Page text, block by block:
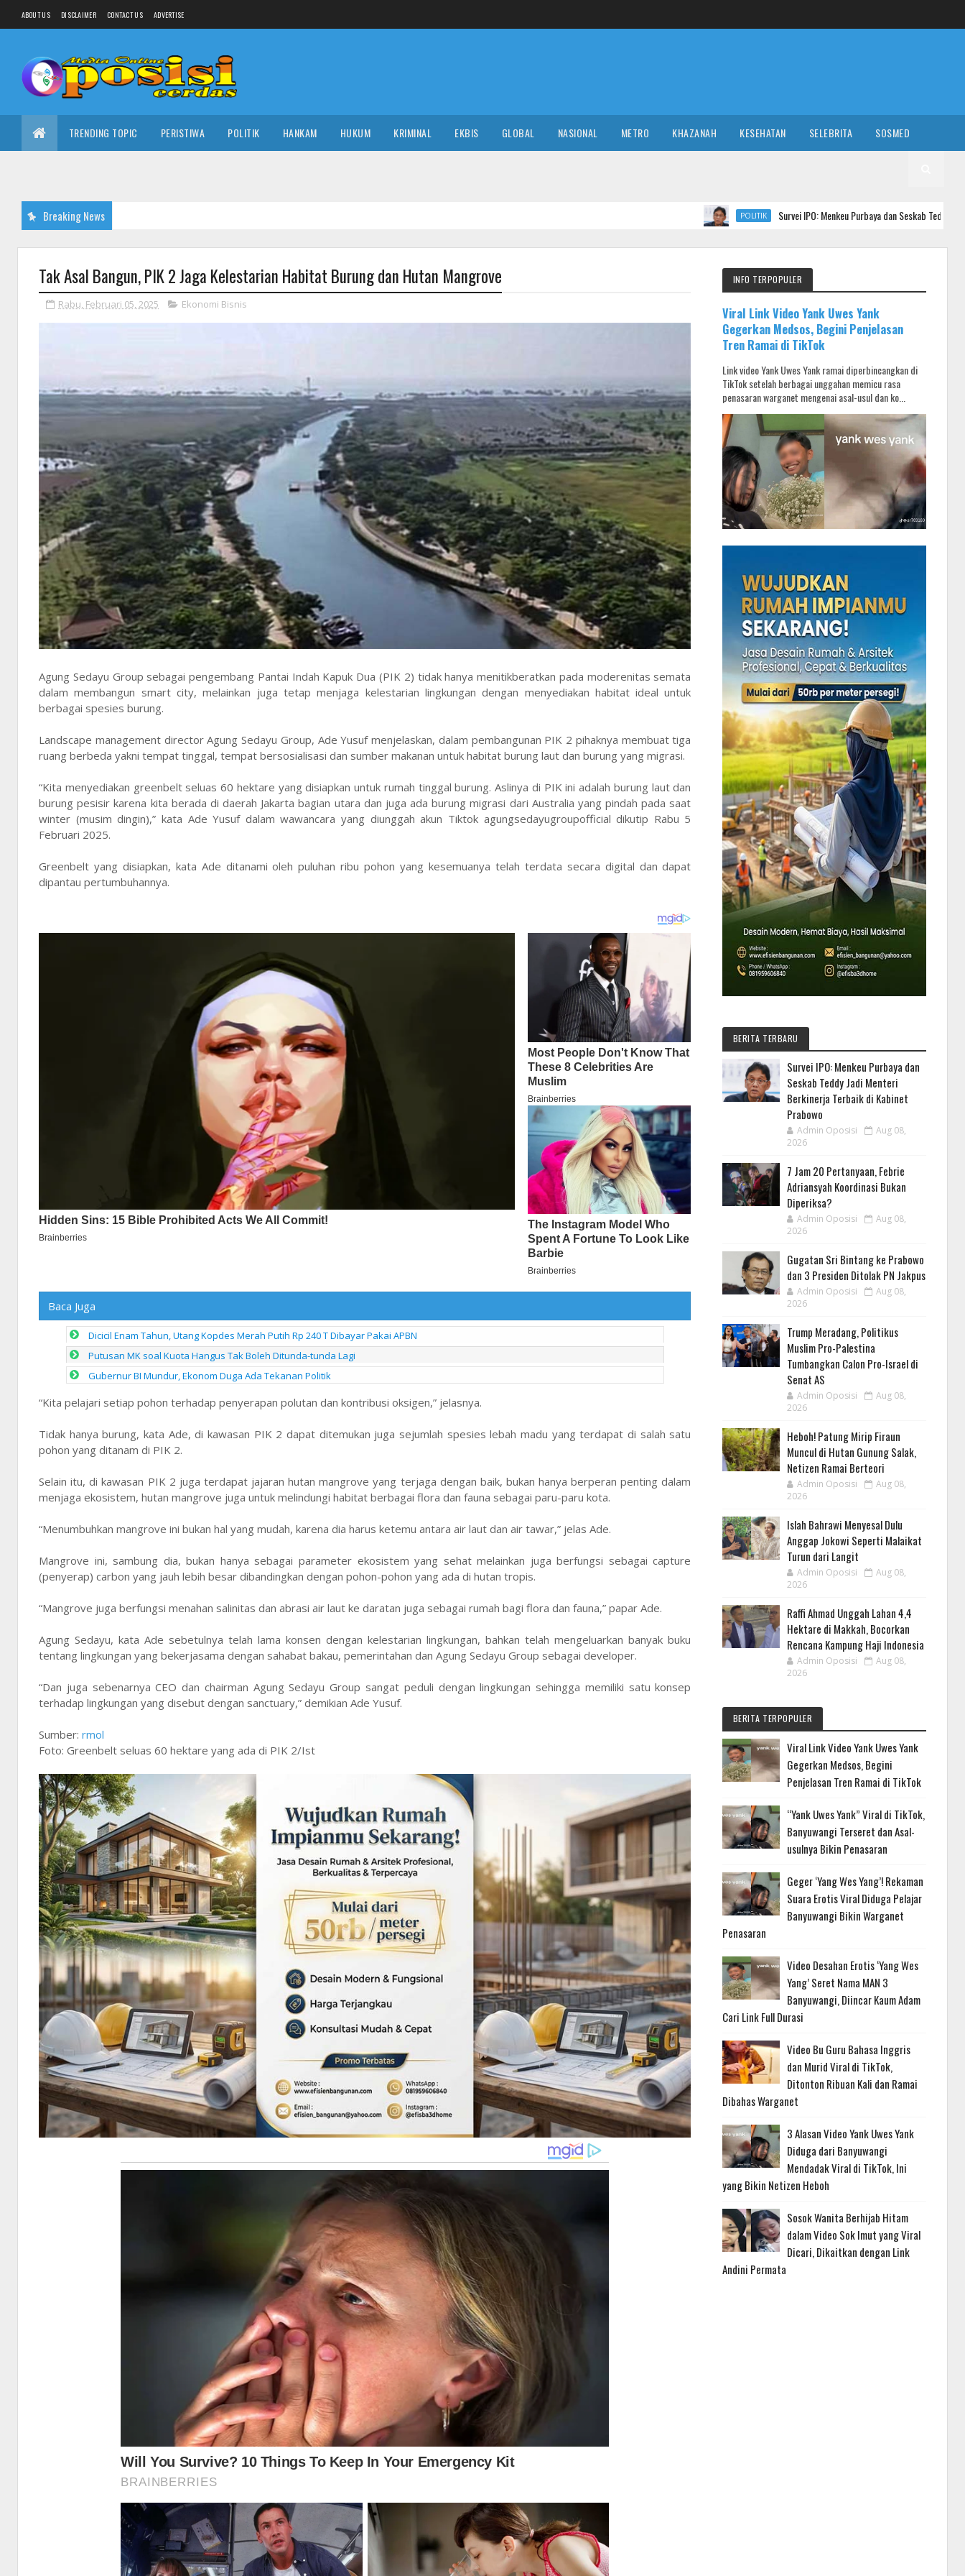
ABOUT US DISCLAIMER CONTACT US ADVERTISE
TRENDING TOPIC PERISTIWA POLITIK HANKAM HUKUM KRIMINAL EKBIS GLOBAL NASIONAL METRO KHAZANAH KESEHATAN SELEBRITA SOSMED
Breaking News Survei IPO: Menkeu Purbaya dan Seskab Teddy Jadi Menteri
Tak Asal Bangun, PIK 2 Jaga Kelestarian Habitat Burung dan Hutan Mangrove
Rabu, Februari 05, 2025 Ekonomi Bisnis
Agung Sedayu Group sebagai pengembang Pantai Indah Kapuk Dua (PIK 2) tidak hanya menitikberatkan pada moderenitas semata
dalam membangun smart city, melainkan juga tetap menjaga kelestarian lingkungan dengan menyediakan habitat ideal untuk
berbagai spesies burung.
Landscape management director Agung Sedayu Group, Ade Yusuf menjelaskan, dalam pembangunan PIK 2 pihaknya membuat tiga
ruang berbeda yakni tempat tinggal, tempat bersosialisasi dan sumber makanan untuk habitat burung laut dan burung yang migrasi.
“Kita menyediakan greenbelt seluas 60 hektare yang disiapkan untuk rumah tinggal burung. Aslinya di PIK ini adalah burung laut dan
burung pesisir karena kita berada di daerah Jakarta bagian utara dan juga ada burung migrasi dari Australia yang pindah pada saat
winter (musim dingin),” kata Ade Yusuf dalam wawancara yang diunggah akun Tiktok agungsedayugroupofficial dikutip Rabu 5
Februari 2025.
Greenbelt yang disiapkan, kata Ade ditanami oleh puluhan ribu pohon yang kesemuanya telah terdata secara digital dan dapat
dipantau pertumbuhannya.
Baca Juga
Dicicil Enam Tahun, Utang Kopdes Merah Putih Rp 240 T Dibayar Pakai APBN
Putusan MK soal Kuota Hangus Tak Boleh Ditunda-tunda Lagi
Gubernur BI Mundur, Ekonom Duga Ada Tekanan Politik
“Kita pelajari setiap pohon terhadap penyerapan polutan dan kontribusi oksigen,” jelasnya.
Tidak hanya burung, kata Ade, di kawasan PIK 2 dapat ditemukan juga sejumlah spesies lebah madu yang terdapat di salah satu
pohon yang ditanam di PIK 2.
Selain itu, di kawasan PIK 2 juga terdapat jajaran hutan mangrove yang terjaga dengan baik, bukan hanya berperan penting dalam
menjaga ekosistem, hutan mangrove juga untuk melindungi habitat berbagai flora dan fauna sebagai paru-paru kota.
“Menumbuhkan mangrove ini bukan hal yang mudah, karena dia harus ketemu antara air laut dan air tawar,” jelas Ade.
Mangrove ini, sambung dia, bukan hanya sebagai parameter ekosistem yang sehat melainkan juga berfungsi sebagai capture
(penyerap) carbon yang jauh lebih besar dibandingkan dengan pohon-pohon yang ada di hutan tropis.
“Mangrove juga berfungsi menahan salinitas dan abrasi air laut ke daratan juga sebagai rumah bagi flora dan fauna,” papar Ade.
Agung Sedayu, kata Ade sebetulnya telah lama konsen dengan kelestarian lingkungan, bahkan telah mengeluarkan banyak buku
tentang lingkungan yang bekerjasama dengan sahabat bakau, pemerintahan dan Agung Sedayu Group sebagai developer.
“Dan juga sebenarnya CEO dan chairman Agung Sedayu Group sangat peduli dengan lingkungan sehingga memiliki satu konsep
terhadap lingkungan yang disebut dengan sanctuary,” demikian Ade Yusuf.
Sumber: rmol
Foto: Greenbelt seluas 60 hektare yang ada di PIK 2/Ist
INFO TERPOPULER
Viral Link Video Yank Uwes Yank
Gegerkan Medsos, Begini Penjelasan
Tren Ramai di TikTok
Link video Yank Uwes Yank ramai diperbincangkan di
TikTok setelah berbagai unggahan memicu rasa
penasaran warganet mengenai asal-usul dan ko...
BERITA TERBARU
Survei IPO: Menkeu Purbaya dan
Seskab Teddy Jadi Menteri
Berkinerja Terbaik di Kabinet
Prabowo
Admin Oposisi
Aug 08,
2026
7 Jam 20 Pertanyaan, Febrie
Adriansyah Koordinasi Bukan
Diperiksa?
Admin Oposisi
Aug 08,
2026
Gugatan Sri Bintang ke Prabowo
dan 3 Presiden Ditolak PN Jakpus
Admin Oposisi
Aug 08,
2026
Trump Meradang, Politikus
Muslim Pro-Palestina
Tumbangkan Calon Pro-Israel di
Senat AS
Admin Oposisi
Aug 08,
2026
Heboh! Patung Mirip Firaun
Muncul di Hutan Gunung Salak,
Netizen Ramai Berteori
Admin Oposisi
Aug 08,
2026
Islah Bahrawi Menyesal Dulu
Anggap Jokowi Seperti Malaikat
Turun dari Langit
Admin Oposisi
Aug 08,
2026
Raffi Ahmad Unggah Lahan 4,4
Hektare di Makkah, Bocorkan
Rencana Kampung Haji Indonesia
Admin Oposisi
Aug 08,
2026
BERITA TERPOPULER
Viral Link Video Yank Uwes Yank
Gegerkan Medsos, Begini
Penjelasan Tren Ramai di TikTok
“Yank Uwes Yank” Viral di TikTok,
Banyuwangi Terseret dan Asal-
usulnya Bikin Penasaran
Geger ‘Yang Wes Yang’! Rekaman
Suara Erotis Viral Diduga Pelajar
Banyuwangi Bikin Warganet
Penasaran
Video Desahan Erotis ‘Yang Wes
Yang’ Seret Nama MAN 3
Banyuwangi, Diincar Kaum Adam
Cari Link Full Durasi
Video Bu Guru Bahasa Inggris
dan Murid Viral di TikTok,
Ditonton Ribuan Kali dan Ramai
Dibahas Warganet
3 Alasan Video Yank Uwes Yank
Diduga dari Banyuwangi
Mendadak Viral di TikTok, Ini
yang Bikin Netizen Heboh
Sosok Wanita Berhijab Hitam
dalam Video Sok Imut yang Viral
Dicari, Dikaitkan dengan Link
Andini Permata